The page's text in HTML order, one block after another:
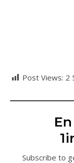
Post Views: 2
Subscribe to